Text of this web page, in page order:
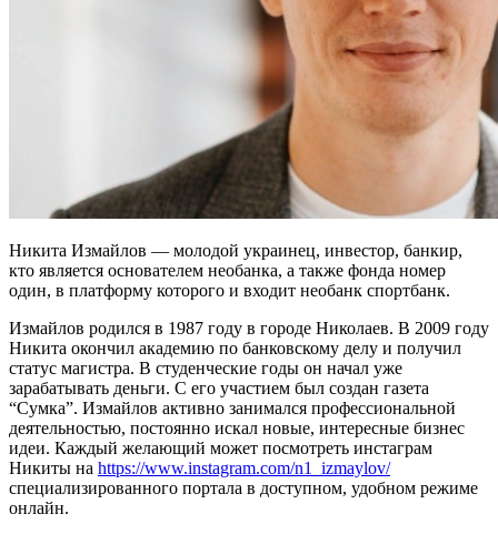
Никита Измайлов — молодой украинец, инвестор, банкир,
кто является основателем необанка, а также фонда номер
один, в платформу которого и входит необанк спортбанк.
Измайлов родился в 1987 году в городе Николаев. В 2009 году
Никита окончил академию по банковскому делу и получил
статус магистра. В студенческие годы он начал уже
зарабатывать деньги. С его участием был создан газета
“Сумка”. Измайлов активно занимался профессиональной
деятельностью, постоянно искал новые, интересные бизнес
идеи. Каждый желающий может посмотреть инстаграм
Никиты на https://www.instagram.com/n1_izmaylov/
специализированного портала в доступном, удобном режиме
онлайн.